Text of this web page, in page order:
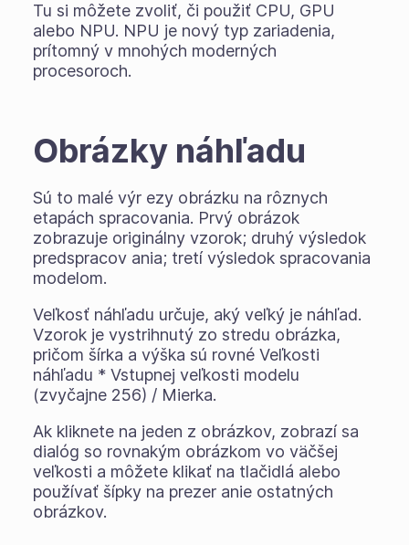
Tu si môžete zvoliť, či použiť CPU, GPU
alebo NPU. NPU je nový typ zariadenia,
prítomný v mnohých moderných
procesoroch.
Obrázky náhľadu
Sú to malé výr ezy obrázku na rôznych
etapách spracovania. Prvý obrázok
zobrazuje originálny vzorok; druhý výsledok
predspracov ania; tretí výsledok spracovania
modelom.
Veľkosť náhľadu určuje, aký veľký je náhľad.
Vzorok je vystrihnutý zo stredu obrázka,
pričom šírka a výška sú rovné Veľkosti
náhľadu * Vstupnej veľkosti modelu
(zvyčajne 256) / Mierka.
Ak kliknete na jeden z obrázkov, zobrazí sa
dialóg so rovnakým obrázkom vo väčšej
veľkosti a môžete klikať na tlačidlá alebo
používať šípky na prezer anie ostatných
obrázkov.